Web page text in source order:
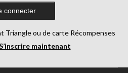
connecter
Triangle ou de carte Récompenses
maintenant